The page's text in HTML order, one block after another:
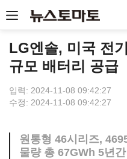
LG엔솔, 미국 전
규모 배터리 공급
입력: 2024-11-08 09:42:27
수정: 2024-11-08 09:42:27
원통형 46시리즈,
물량 총 67GWh 5년